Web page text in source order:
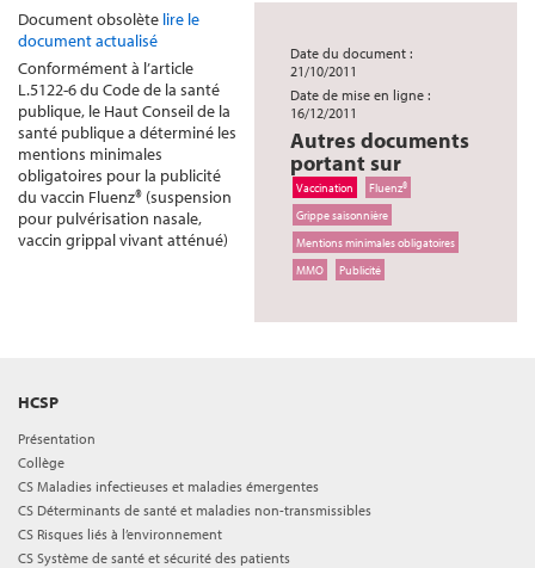
Date du document :
21/10/2011
Date de mise en ligne :
16/12/2011
Autres documents
portant sur
Vaccination
Fluenz®
Grippe saisonnière
Mentions minimales obligatoires
MMO
Publicité
Document obsolète lire le
document actualisé
Conformément à l’article
L.5122-6 du Code de la santé
publique, le Haut Conseil de la
santé publique a déterminé les
mentions minimales
obligatoires pour la publicité
du vaccin Fluenz® (suspension
pour pulvérisation nasale,
vaccin grippal vivant atténué)
HCSP
Présentation
Collège
CS Maladies infectieuses et maladies émergentes
CS Déterminants de santé et maladies non-transmissibles
CS Risques liés à l’environnement
CS Système de santé et sécurité des patients